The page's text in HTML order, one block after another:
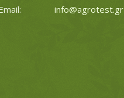
info@agrotest.gr